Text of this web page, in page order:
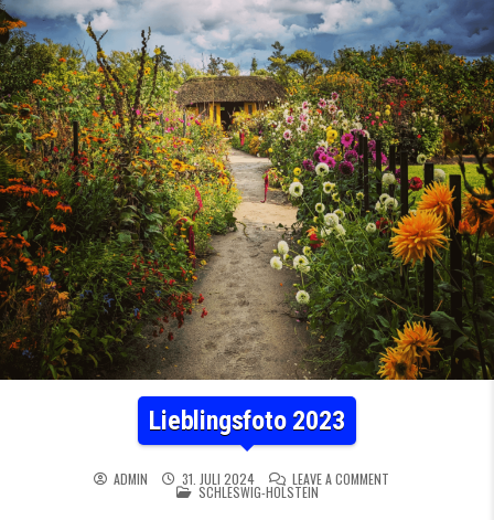
Lieblingsfoto 2023
ADMIN 31. JULI 2024 LEAVE A COMMENT
POSTED IN
SCHLESWIG-HOLSTEIN